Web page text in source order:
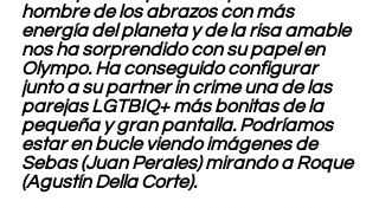
hombre de los abrazos con más
energía del planeta y de la risa amable
nos ha sorprendido con su papel en
Olympo. Ha conseguido configurar
junto a su partner in crime una de las
parejas LGTBIQ+ más bonitas de la
pequeña y gran pantalla. Podríamos
estar en bucle viendo imágenes de
Sebas (Juan Perales) mirando a Roque
(Agustín Della Corte).